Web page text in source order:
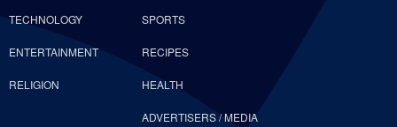
TECHNOLOGY SPORTS
ENTERTAINMENT RECIPES
RELIGION HEALTH
ADVERTISERS / MEDIA